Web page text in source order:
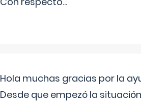
Hola muchas gracias por la
Desde que empezó la